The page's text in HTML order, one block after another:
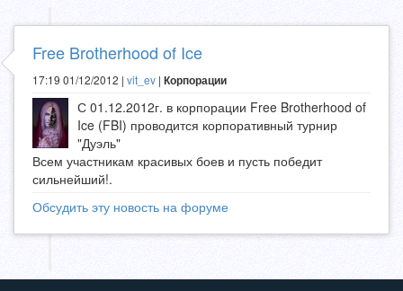
Free Brotherhood of Ice
17:19 01/12/2012 | vit_ev | Корпорации
С 01.12.2012г. в корпорации Free Brotherhood of
Ice (FBI) проводится корпоративный турнир
"Дуэль"
Всем участникам красивых боев и пусть победит
сильнейший!.
Обсудить эту новость на форуме